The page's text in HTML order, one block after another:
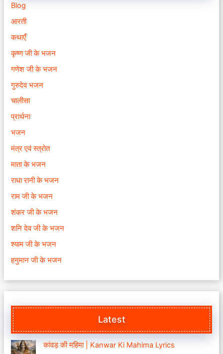
Blog
आरती
कथाएँ
कृष्ण जी के भजन
गणेश जी के भजन
गुरुदेव भजन
चालीसा
प्रार्थना
भजन
मंत्र एवं स्त्रोत
माता के भजन
राधा रानी के भजन
राम जी के भजन
शंकर जी के भजन
शनि देव जी के भजन
श्याम जी के भजन
हनुमान जी के भजन
Latest
कांवड़ की महिमा | Kanwar Ki Mahima Lyrics